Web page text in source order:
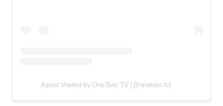
A post shared by OneToro TV (@onetoro.tv)